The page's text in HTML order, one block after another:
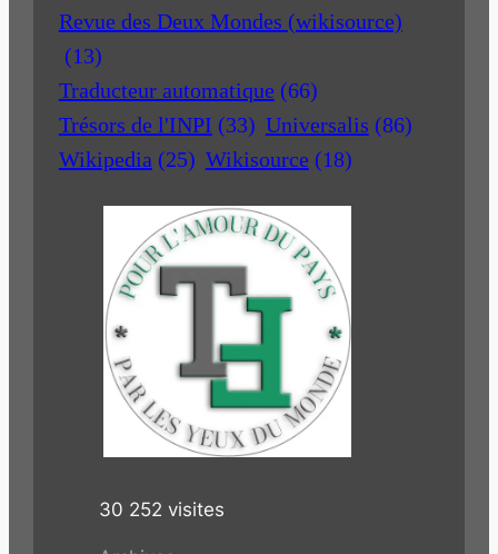
Revue des Deux Mondes (wikisource)
(13)
Traducteur automatique (66)
Trésors de l'INPI (33) Universalis (86)
Wikipedia (25) Wikisource (18)
30 252 visites